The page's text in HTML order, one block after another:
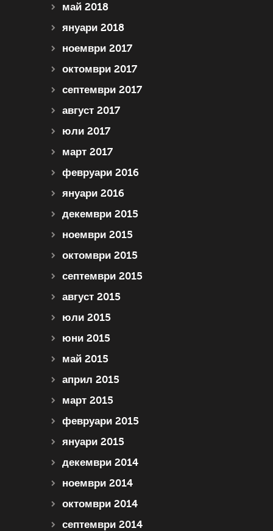
май 2018
януари 2018
ноември 2017
октомври 2017
септември 2017
август 2017
юли 2017
март 2017
февруари 2016
януари 2016
декември 2015
ноември 2015
октомври 2015
септември 2015
август 2015
юли 2015
юни 2015
май 2015
април 2015
март 2015
февруари 2015
януари 2015
декември 2014
ноември 2014
октомври 2014
септември 2014